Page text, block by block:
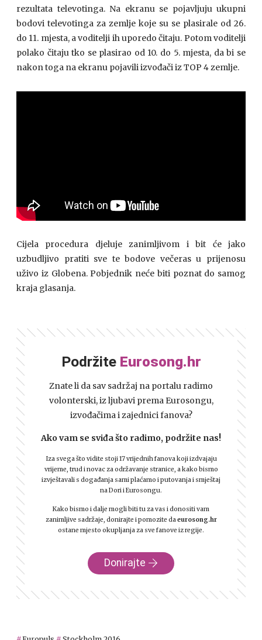
rezultata televotinga. Na ekranu se pojavljuju ukupni
bodovi televotinga za zemlje koje su se plasirale od 26.
do 11. mjesta, a voditelji ih uporedo čitaju. Potom voditelji
polako čitaju tko se plasirao od 10. do 5. mjesta, da bi se
nakon toga na ekranu pojavili izvođači iz TOP 4 zemlje.
Cijela procedura djeluje zanimljivom i bit će jako
uzbudljivo pratiti sve te bodove večeras u prijenosu
uživo iz Globena. Pobjednik neće biti poznat do samog
kraja glasanja.
Podržite Eurosong.hr
Znate li da sav sadržaj na portalu radimo
volonterski, iz ljubavi prema Eurosongu,
izvođačima i zajednici fanova?
Ako vam se sviđa što radimo, podržite nas!
Iza svega što vidite stoji 17 vrijednih fanova koji izdvajaju
vrijeme, trud i novac za održavanje stranice, a kako bismo
izvještavali s događanja sami plaćamo i putovanja i smještaj
na Dori i Eurosongu.
Kako bismo i dalje mogli biti tu za vas i donositi vam
zanimljive sadržaje, donirajte i pomozite da eurosong.hr
ostane mjesto okupljanja za sve fanove iz regije.
Donirajte